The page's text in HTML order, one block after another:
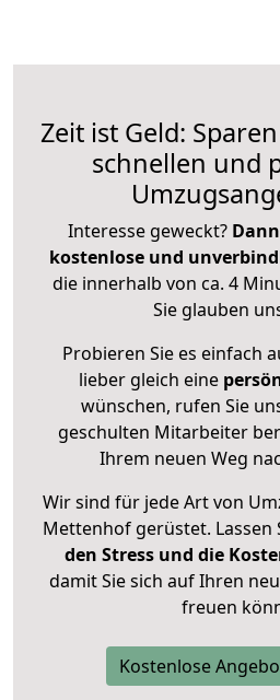
Zeit ist Geld:
schnellen und
Interesse geweckt?
kostenlose und
die innerhalb von ca. 4
Sie glauben
Probieren Sie es einfach
lieber gleich eine
wünschen, rufen Sie
geschulten Mitarbeiter
Ihrem neuen Weg
Wir sind für jede Art von
Mettenhof gerüstet. Lassen
den Stress und die
damit Sie sich auf Ihren
freuen
Kostenlose